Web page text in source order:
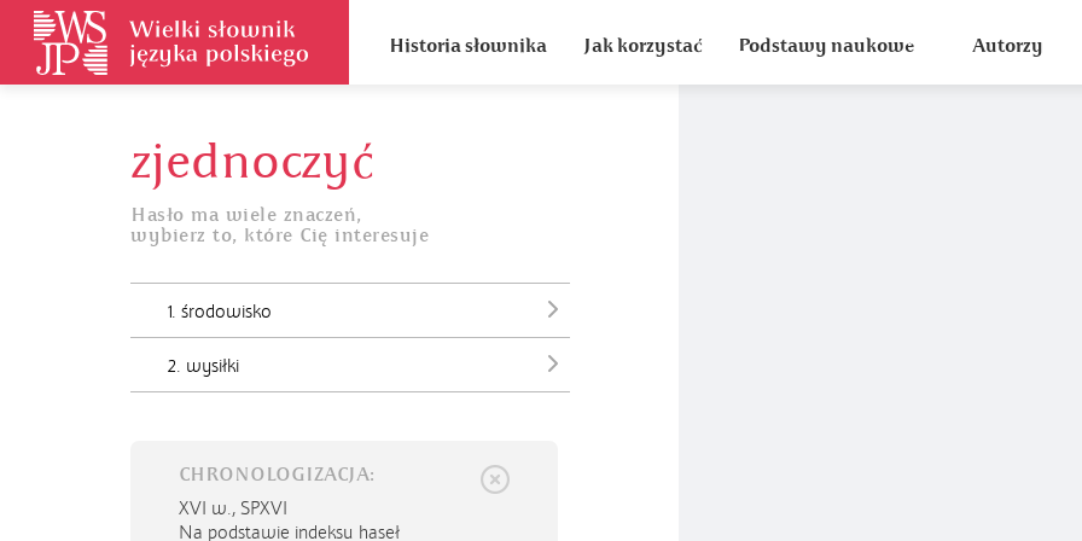
Historia słownika Jak korzystać Podstawy naukowe Autorzy
zjednoczyć
Hasło ma wiele znaczeń,
wybierz to, które Cię interesuje
1. środowisko
2. wysiłki
CHRONOLOGIZACJA:
XVI w., SPXVI
Na podstawie indeksu haseł